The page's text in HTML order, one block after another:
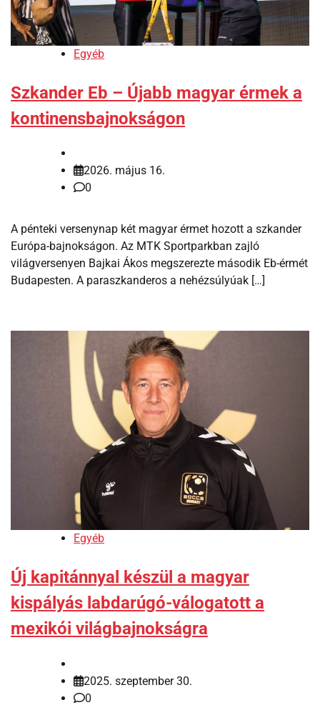
Egyéb
Szkander Eb – Újabb magyar érmek a
kontinensbajnokságon
2026. május 16.
0
A pénteki versenynap két magyar érmet hozott a szkander
Európa-bajnokságon. Az MTK Sportparkban zajló
világversenyen Bajkai Ákos megszerezte második Eb-érmét
Budapesten. A paraszkanderos a nehézsúlyúak […]
Egyéb
Új kapitánnyal készül a magyar
kispályás labdarúgó-válogatott a
mexikói világbajnokságra
2025. szeptember 30.
0